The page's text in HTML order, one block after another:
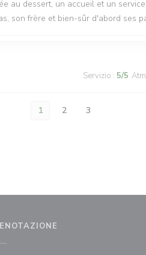
au dessert, un accueil et un
son frère et bien-sûr d'abord ses
Servizio : 5/5
1 2 3